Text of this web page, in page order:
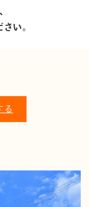
い。
る